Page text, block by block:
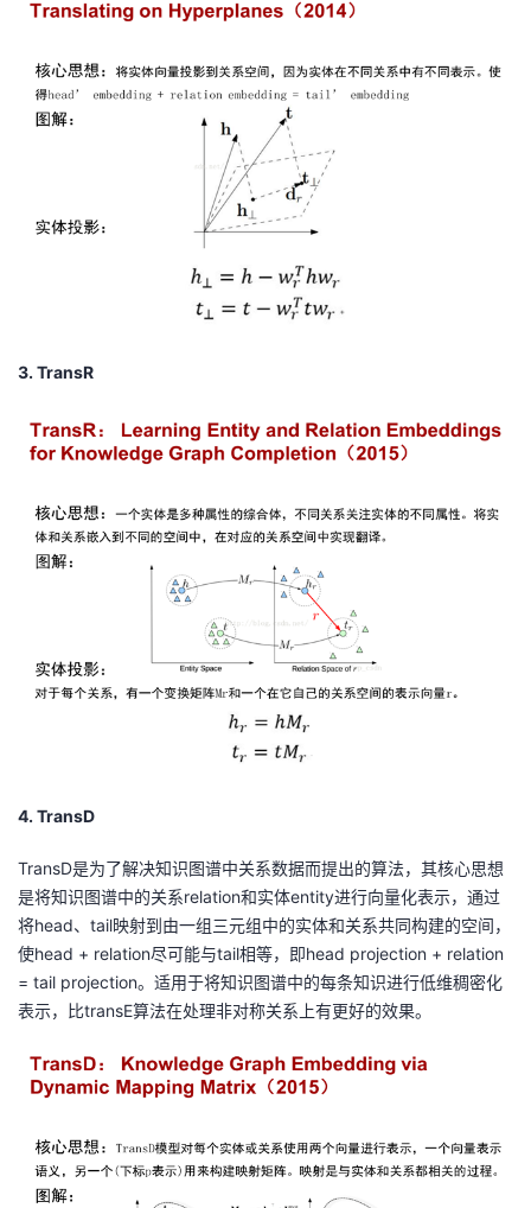
注
开
发
的
课
我
的
证
我
实
的
的
Programs
我
的
支
持
建
3. TransR
4. TransD
TransD是为了解决知识图谱中关系数据而提出的算法，其核心思想
是将知识图谱中的关系relation和实体entity进行向量化表示，通过
将head、 tail映射到由一组三元组中的实体和关系共同构建的空间，
使head + relation尽可能与tail相等，即head projection + relation
= tail projection。适用于将知识图谱中的每条知识进行低维稠密化
表示，比transE算法在处理非对称关系上有更好的效果。